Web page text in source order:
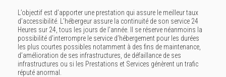
L’objectif est d’apporter une prestation qui assure le meilleur taux
d’accessibilité. L’hébergeur assure la continuité de son service 24
Heures sur 24, tous les jours de l’année. Il se réserve néanmoins la
possibilité d’interrompre le service d’hébergement pour les durées
les plus courtes possibles notamment à des fins de maintenance,
d’amélioration de ses infrastructures, de défaillance de ses
infrastructures ou si les Prestations et Services génèrent un trafic
réputé anormal.